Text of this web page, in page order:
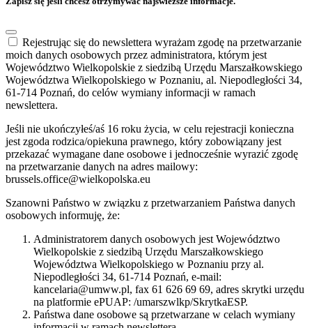
Rejestrując się do newslettera wyrażam zgodę na przetwarzanie
moich danych osobowych przez administratora, którym jest
Województwo Wielkopolskie z siedzibą Urzędu Marszałkowskiego
Województwa Wielkopolskiego w Poznaniu, al. Niepodległości 34,
61-714 Poznań, do celów wymiany informacji w ramach
newslettera.
Jeśli nie ukończyłeś/aś 16 roku życia, w celu rejestracji konieczna
jest zgoda rodzica/opiekuna prawnego, który zobowiązany jest
przekazać wymagane dane osobowe i jednocześnie wyrazić zgodę
na przetwarzanie danych na adres mailowy:
brussels.office@wielkopolska.eu
Szanowni Państwo w związku z przetwarzaniem Państwa danych
osobowych informuję, że:
Administratorem danych osobowych jest Województwo
Wielkopolskie z siedzibą Urzędu Marszałkowskiego
Województwa Wielkopolskiego w Poznaniu przy al.
Niepodległości 34, 61-714 Poznań, e-mail:
kancelaria@umww.pl, fax 61 626 69 69, adres skrytki urzędu
na platformie ePUAP: /umarszwlkp/SkrytkaESP.
Państwa dane osobowe są przetwarzane w celach wymiany